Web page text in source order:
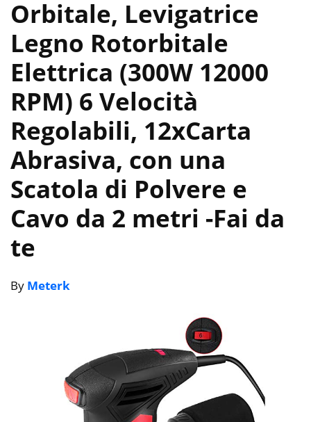
Orbitale, Levigatrice
Legno Rotorbitale
Elettrica (300W 12000
RPM) 6 Velocità
Regolabili, 12xCarta
Abrasiva, con una
Scatola di Polvere e
Cavo da 2 metri -Fai da
te
By Meterk